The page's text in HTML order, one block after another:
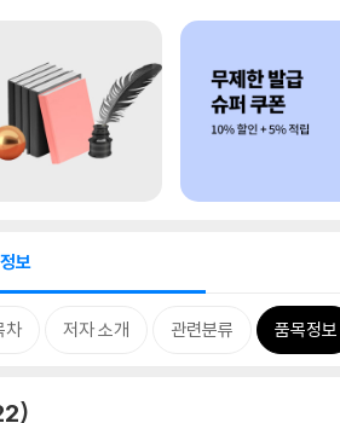
보
차 저자 소개 관련분류 품목정보